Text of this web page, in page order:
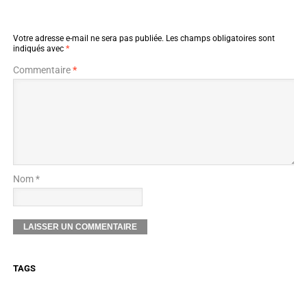
Votre adresse e-mail ne sera pas publiée. Les champs obligatoires sont
indiqués avec *
Commentaire*
Nom *
TAGS